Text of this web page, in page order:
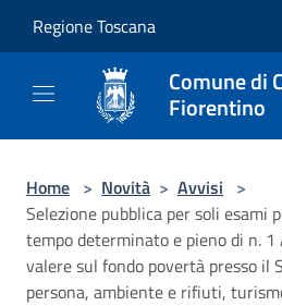
Regione Toscana
Comune di
Fiorentino
Home > Novità > Avvisi >
Selezione pubblica per soli esami
tempo determinato e pieno di n. 1
valere sul fondo povertà presso il
persona, ambiente e rifiuti,